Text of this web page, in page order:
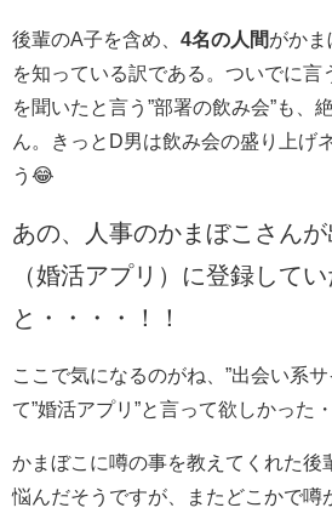
後輩のA子を含め、 4名の人間がかま
を知っている訳である。ついでに言
を聞いたと言う”部署の飲み会”も、
ん。きっとD男は飲み会の盛り上げ
う😂
あの、人事のかまぼこさんが
（婚活アプリ）に登録してい
と・・・・！！
ここで気になるのがね、”出会い系
て”婚活アプリ”と言って欲しかった
かまぼこに噂の事を教えてくれた後
悩んだそうですが、またどこかで噂